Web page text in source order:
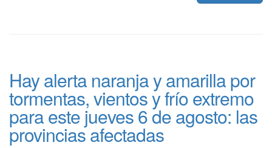
Hay alerta naranja y amarilla por
tormentas, vientos y frío extremo
para este jueves 6 de agosto: las
provincias afectadas